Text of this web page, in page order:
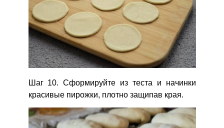
Шаг 10. Сформируйте из теста и начинки
красивые пирожки, плотно защипав края.